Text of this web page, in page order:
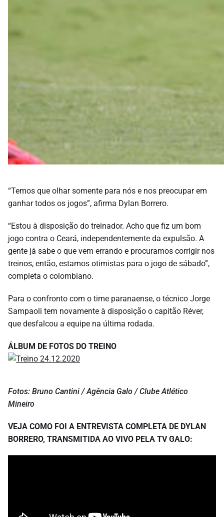
“Temos que olhar somente para nós e nos preocupar em
ganhar todos os jogos”, afirma Dylan Borrero.
“Estou à disposição do treinador. Acho que fiz um bom
jogo contra o Ceará, independentemente da expulsão. A
gente já sabe o que vem errando e procuramos corrigir nos
treinos, então, estamos otimistas para o jogo de sábado”,
completa o colombiano.
Para o confronto com o time paranaense, o técnico Jorge
Sampaoli tem novamente à disposição o capitão Réver,
que desfalcou a equipe na última rodada.
ÁLBUM DE FOTOS DO TREINO
Fotos: Bruno Cantini / Agência Galo / Clube Atlético
Mineiro
VEJA COMO FOI A ENTREVISTA COMPLETA DE DYLAN
BORRERO, TRANSMITIDA AO VIVO PELA TV GALO: